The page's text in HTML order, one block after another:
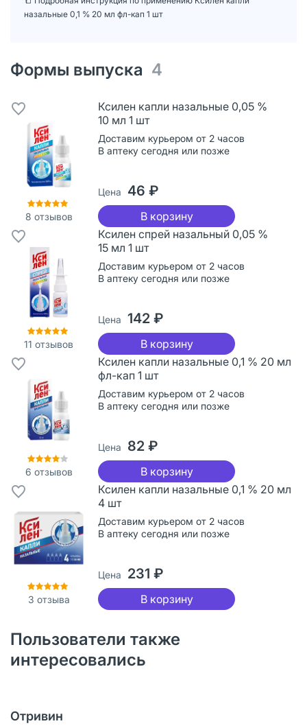
назальные 0,1 % 20 мл фл-кап 1 шт
Формы выпуска 4
8 отзывов
Ксилен капли назальные 0,05 %
10 мл 1 шт
Доставим курьером от 2 часов
В аптеку сегодня или позже
Цена 46 ₽
В корзину
11 отзывов
Ксилен спрей назальный 0,05 %
15 мл 1 шт
Доставим курьером от 2 часов
В аптеку сегодня или позже
Цена 142 ₽
В корзину
6 отзывов
Ксилен капли назальные 0,1 % 20 мл
фл-кап 1 шт
Доставим курьером от 2 часов
В аптеку сегодня или позже
Цена 82 ₽
В корзину
3 отзыва
Ксилен капли назальные 0,1 % 20 мл
4 шт
Доставим курьером от 2 часов
В аптеку сегодня или позже
Цена 231 ₽
В корзину
Пользователи также
интересовались
Отривин